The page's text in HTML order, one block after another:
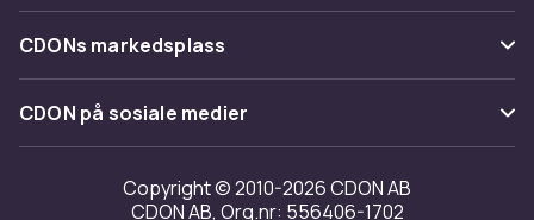
Tilbakekallinger
Varemerker
Om oss
Kundeanmeldelser
Jobbe på CDON
Investor relations
CDONs markedsplass
Merchant Help Center
CDON på sosiale medier
Copyright © 2010-2026 CDON AB
CDON AB, Org.nr: 556406-1702